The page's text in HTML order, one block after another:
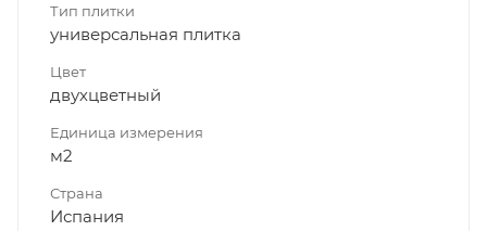
Тип плитки
универсальная плитка
Цвет
двухцветный
Единица измерения
м2
Страна
Испания